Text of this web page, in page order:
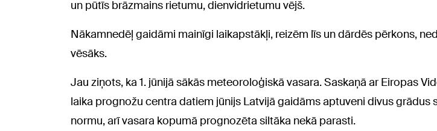
un pūtīs brāzmains rietumu, dienvidrietumu vējš.
Nākamnedēļ gaidāmi mainīgi laikapstākļi, reizēm līs un dārdēs pērkons,
vēsāks.
Jau ziņots, ka 1. jūnijā sākās meteoroloģiskā vasara. Saskaņā ar Eiropas
laika prognožu centra datiem jūnijs Latvijā gaidāms aptuveni divus grādus
normu, arī vasara kopumā prognozēta siltāka nekā parasti.